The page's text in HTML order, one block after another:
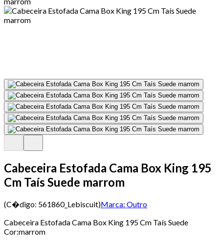
Cabeceira Estofada Cama Box King 195
Cm Taís Suede marrom
(C�digo: 561860_Lebiscuit)Marca: Outro
Cabeceira Estofada Cama Box King 195 Cm Taís Suede
Cor:marrom